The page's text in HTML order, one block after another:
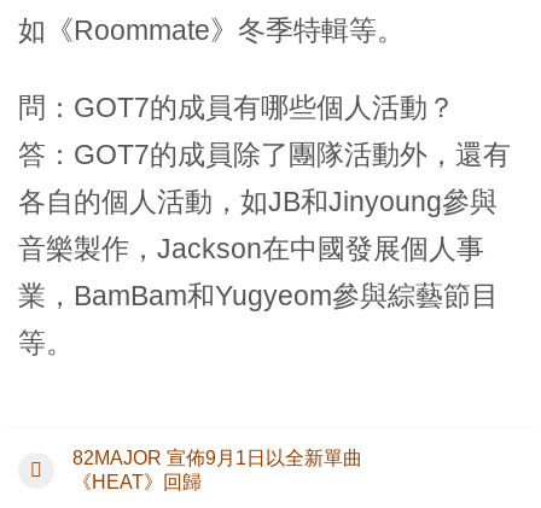
如《Roommate》冬季特輯等。
問：GOT7的成員有哪些個人活動？
答：GOT7的成員除了團隊活動外，還有
各自的個人活動，如JB和Jinyoung參與
音樂製作，Jackson在中國發展個人事
業，BamBam和Yugyeom參與綜藝節目
等。
82MAJOR 宣佈9月1日以全新單曲
《HEAT》回歸